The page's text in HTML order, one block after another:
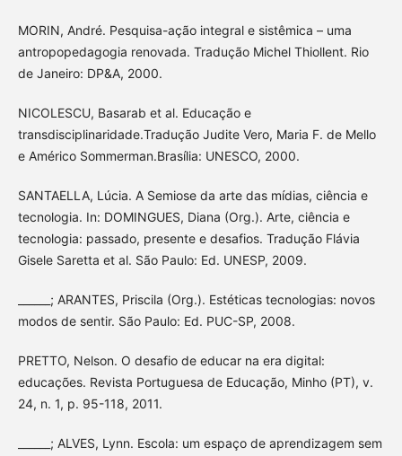
MORIN, André. Pesquisa-ação integral e sistêmica – uma
antropopedagogia renovada. Tradução Michel Thiollent. Rio
de Janeiro: DP&A, 2000.
NICOLESCU, Basarab et al. Educação e
transdisciplinaridade.Tradução Judite Vero, Maria F. de Mello
e Américo Sommerman.Brasília: UNESCO, 2000.
SANTAELLA, Lúcia. A Semiose da arte das mídias, ciência e
tecnologia. In: DOMINGUES, Diana (Org.). Arte, ciência e
tecnologia: passado, presente e desafios. Tradução Flávia
Gisele Saretta et al. São Paulo: Ed. UNESP, 2009.
______; ARANTES, Priscila (Org.). Estéticas tecnologias: novos
modos de sentir. São Paulo: Ed. PUC-SP, 2008.
PRETTO, Nelson. O desafio de educar na era digital:
educações. Revista Portuguesa de Educação, Minho (PT), v.
24, n. 1, p. 95-118, 2011.
______; ALVES, Lynn. Escola: um espaço de aprendizagem sem